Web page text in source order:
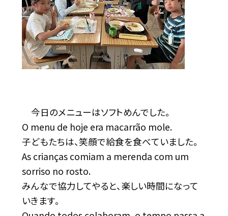
今日のメニューはソフトめんでした。
O menu de hoje era macarrão mole.
子どもたちは、笑顔で給食を食べていました。
As crianças comiam a merenda com um
sorriso no rosto.
みんなで協力してやると、楽しい時間になって
いきます。